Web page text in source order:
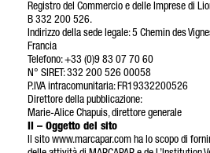
Registro del Commercio e delle Imprese di
B 332 200 526.
Indirizzo della sede legale: 5 Chemin des
Francia
Telefono: +33 (0)9 83 07 70 60
N° SIRET: 332 200 526 00058
P.IVA intracomunitaria: FR19332200526
Direttore della pubblicazione:
Marie-Alice Chapuis, direttore generale
II – Oggetto del sito
Il sito www.marcapar.com ha lo scopo di